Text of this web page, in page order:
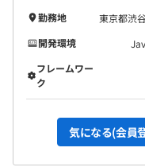
勤務地
東京都渋
開発環境
フレームワー
ク
気になる(会員